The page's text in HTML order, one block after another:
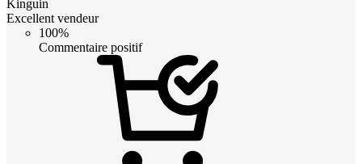
Kinguin
Excellent vendeur
100%
Commentaire positif